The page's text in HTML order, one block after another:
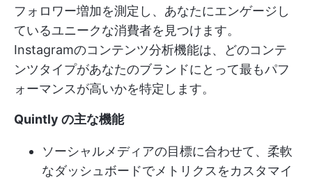
フォロワー増加を測定し、あなたにエンゲージし
ているユニークな消費者を見つけます。
Instagramのコンテンツ分析機能は、どのコンテ
ンツタイプがあなたのブランドにとって最もパフ
ォーマンスが高いかを特定します。
Quintly の主な機能
ソーシャルメディアの目標に合わせて、柔軟
なダッシュボードでメトリクスをカスタマイ